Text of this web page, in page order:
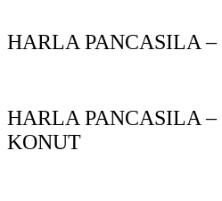
HARLA PANCASILA
HARLA PANCASILA
KONUT